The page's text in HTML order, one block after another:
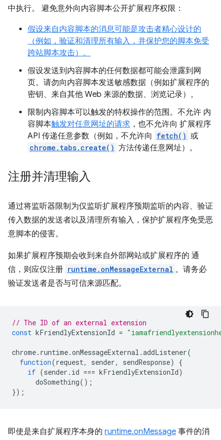
中执行。 避免意外向内容脚本公开扩展程序权限：
假设来自内容脚本的消息可能是攻击者精心设计的
（例如，验证和清理所有输入，并保护您的脚本免受
跨站脚本攻击）。
假设发送到内容脚本的任何数据都可能会泄露到网
页。请勿向内容脚本发送敏感数据（例如扩展程序的
密钥、来自其他 Web 来源的数据、浏览记录）。
限制内容脚本可以触发的特权操作的范围。不允许 内
容脚本触发对任意网址的请求 ，也不允许向 扩展程序
API 传递任意参数（例如，不允许向 fetch() 或
chrome.tabs.create() 方法传递任意网址）。
注册并清理输入
通过将监听器限制为仅监听扩展程序预期监听的内容、验证
传入数据的发送者以及清理所有输入，保护扩展程序免受恶
意脚本的侵害。
如果扩展程序预期会收到来自外部网站或扩展程序的 通
信，则应仅注册 runtime.onMessageExternal 。请务必
验证发送者是否与可信来源匹配。
// The ID of an external extension
const kFriendlyExtensionId =
chrome. runtime.onMessageExternal .addListener(
function(request, sender, sendResponse)
{
if (sender . id === kFriendlyExtensionId)
doSomething();
});
即使是来自扩展程序本身的 runtime.onMessage 事件的消